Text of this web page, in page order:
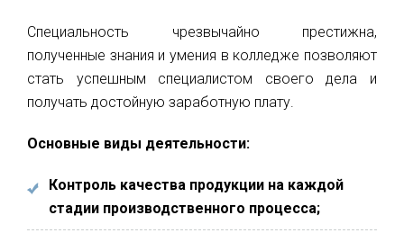
Специальность чрезвычайно престижна,
полученные знания и умения в колледже позволяют
стать успешным специалистом своего дела и
получать достойную заработную плату.
Основные виды деятельности:
Контроль качества продукции на каждой
стадии производственного процесса;